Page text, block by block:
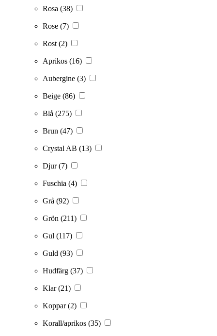
Rosa (38)
Rose (7)
Rost (2)
Aprikos (16)
Aubergine (3)
Beige (86)
Blå (275)
Brun (47)
Crystal AB (13)
Djur(7)
Fuschia (4)
Grå (92)
Grön (211)
Gul (117)
Guld (93)
Hudfärg (37)
Klar(21)
Koppar(2)
Korall/aprikos (35)